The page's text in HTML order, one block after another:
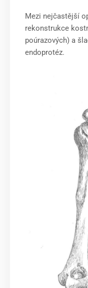
Mezi nejčastější
rekonstrukce
poúrazových) a
endoprotéz.